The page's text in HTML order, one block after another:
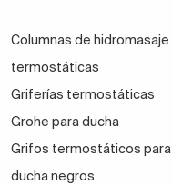
Columnas de hidromasaje
termostáticas
Griferías termostáticas
Grohe para ducha
Grifos termostáticos para
ducha negros